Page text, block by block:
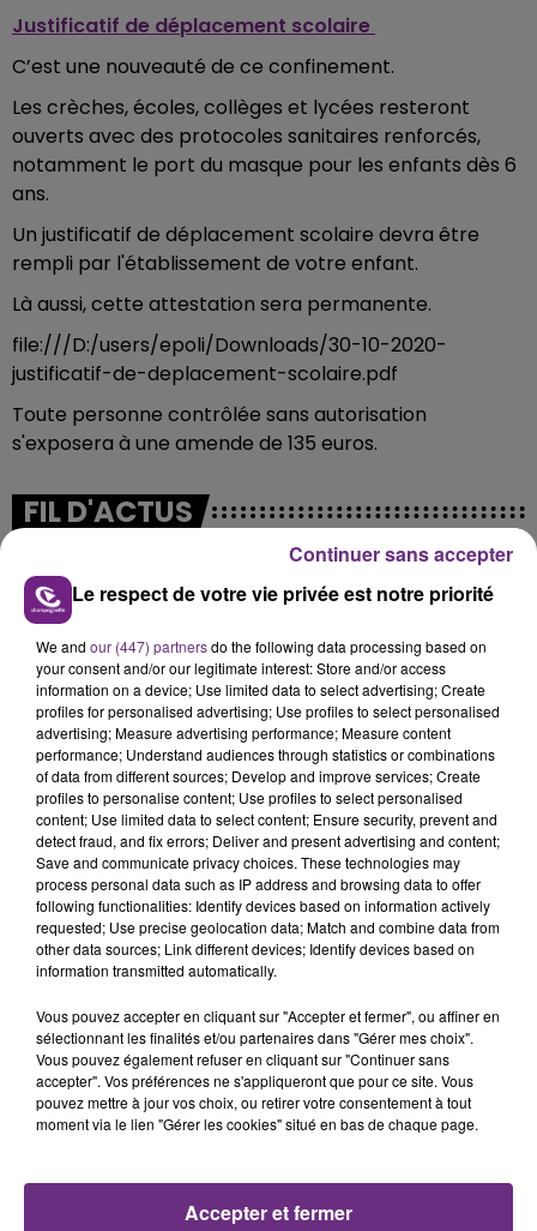
Justificatif de déplacement scolaire
C’est une nouveauté de ce confinement.
Les crèches, écoles, collèges et lycées resteront
ouverts avec des protocoles sanitaires renforcés,
notamment le port du masque pour les enfants dès 6
ans.
Un justificatif de déplacement scolaire devra être
rempli par l'établissement de votre enfant.
Là aussi, cette attestation sera permanente.
file:///D:/users/epoli/Downloads/30-10-2020-
justificatif-de-deplacement-scolaire.pdf
Toute personne contrôlée sans autorisation
s'exposera à une amende de 135 euros.
FIL D'ACTUS
LA CENTRALE NUCLÉAIRE DE CHOOZ
TOUJOURS À L'ARRÊT
Cela fait déjà une semaine que la centrale
nucléaire ardennaise est à l'arrêt. Une situation
justifiée par la sécheresse intense qui est toujours
présente.
LE MAGASIN JOUÉCLUB DE REIMS FERME
SES PORTES
C'était l'une des institutions du centre-ville
fermer ses portes.
TITRES DIFFUSÉS
Le respect de votre vie privée est notre priorité
We and our (447) partnersdo the following data processing based on
your consent and/or our legitimate interest: Store and/or access
information on a device; Use limited data to select advertising; Create
profiles for personalised advertising; Use profiles to select personalised
advertising; Measure advertising performance; Measure content
performance; Understand audiences through statistics or combinations
of data from different sources; Develop and improve services; Create
profiles to personalise content; Use profiles to select personalised
content; Use limited data to select content; Ensure security, prevent and
detect fraud, and fix errors; Deliver and present advertising and content;
Save and communicate privacy choices. These technologies may
process personal data such as IP address and browsing data to offer
following functionalities: Identify devices based on information actively
requested; Use precise geolocation data; Match and combine data from
other data sources; Link different devices; Identify devices based on
information transmitted automatically.
Vous pouvez accepter en cliquant sur "Accepter et fermer", ou affiner en
sélectionnant les finalités et/ou partenaires dans "Gérer mes choix".
Vous pouvez également refuser en cliquant sur "Continuer sans
accepter". Vos préférences ne s'appliqueront que pour ce site. Vous
pouvez mettre à jour vos choix, ou retirer votre consentement à tout
moment via le lien "Gérer les cookies" situé en bas de chaque page.
Accepter et fermer
Continuer sans accepter